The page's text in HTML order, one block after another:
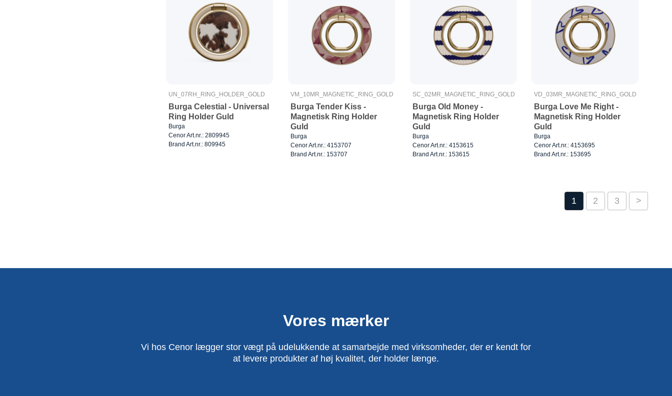
UN_07RH_RING_HOLDER_GOLD
Burga Celestial - Universal
Ring Holder Guld
Burga
Cenor Art.nr.: 2809945
Brand Art.nr.: 809945
VM_10MR_MAGNETIC_RING_GOLD
Burga Tender Kiss -
Magnetisk Ring Holder
Guld
Burga
Cenor Art.nr.: 4153707
Brand Art.nr.: 153707
SC_02MR_MAGNETIC_RING_GOLD
Burga Old Money -
Magnetisk Ring Holder
Guld
Burga
Cenor Art.nr.: 4153615
Brand Art.nr.: 153615
VD_03MR_MAGNETIC_RING_GOLD
Burga Love Me Right -
Magnetisk Ring Holder
Guld
Burga
Cenor Art.nr.: 4153695
Brand Art.nr.: 153695
1 2 3 >
Vores mærker
Vi hos Cenor lægger stor vægt på udelukkende at samarbejde med virksomheder, der er kendt for
at levere produkter af høj kvalitet, der holder længe.